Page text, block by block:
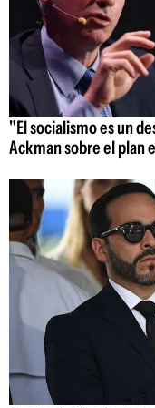
"El socialismo es un
Ackman sobre el plan